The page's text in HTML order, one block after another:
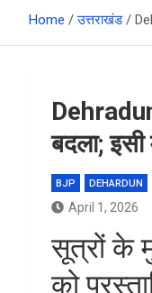
Home उत्तराखंड
बदला;
BJP DEHARDUN
April 1, 2026
सूत्रों के
को